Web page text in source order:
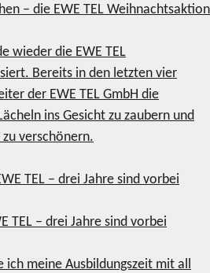
– die EWE TEL Weihnachtsaktion
wieder die EWE TEL
Bereits in den letzten vier
der EWE TEL GmbH die
ins Gesicht zu zaubern und
verschönern.
TEL – drei Jahre sind vorbei
ich meine Ausbildungszeit mit all